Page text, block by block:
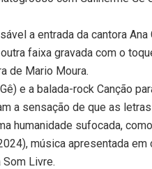
a entrada da cantora
faixa gravada com o
de Mario Moura.
e a balada-rock Canção
a sensação de que as
humanidade sufocada,
música apresentada
Livre.